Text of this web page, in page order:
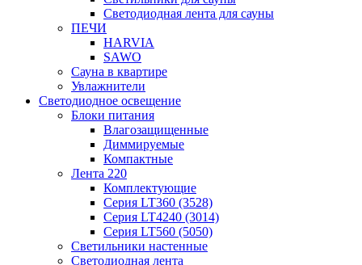
Светодиодная лента для сауны
ПЕЧИ
HARVIA
SAWO
Сауна в квартире
Увлажнители
Светодиодное освещение
Блоки питания
Влагозащищенные
Диммируемые
Компактные
Лента 220
Комплектующие
Серия LT360 (3528)
Серия LT4240 (3014)
Серия LT560 (5050)
Светильники настенные
Светодиодная лента